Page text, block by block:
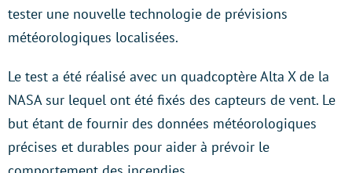
tester une nouvelle technologie de prévisions
météorologiques localisées.
Le test a été réalisé avec un quadcoptère Alta X de la
NASA sur lequel ont été fixés des capteurs de vent. Le
but étant de fournir des données météorologiques
précises et durables pour aider à prévoir le